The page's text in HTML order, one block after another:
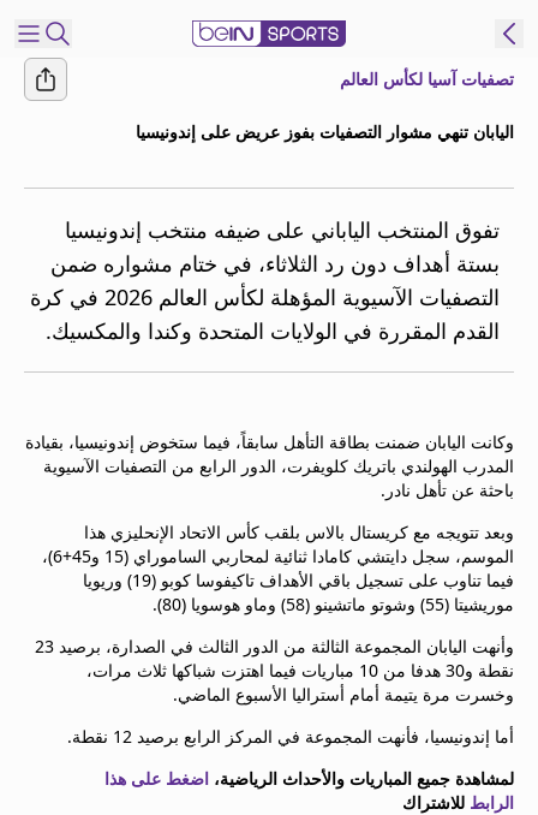
النسخة
MENA
إدارة
التنبيهات
النشرة
الإخبارية
اتصل بنا
beIN CONNECT
beIN MEDIA GROUP
ترددات beIN SPORTS
الأسئلة الأكثر شيوعاً
دليل التلفاز
احصل على beIN
معلومات عن هذا الموقع
تصفيات آسيا لكأس العالم
اليابان تنهي مشوار التصفيات بفوز عريض على إندونيسيا
تفوق المنتخب الياباني على ضيفه منتخب إندونيسيا
بستة أهداف دون رد الثلاثاء، في ختام مشواره ضمن
التصفيات الآسيوية المؤهلة لكأس العالم 2026 في كرة
القدم المقررة في الولايات المتحدة وكندا والمكسيك.
وكانت اليابان ضمنت بطاقة التأهل سابقاً، فيما ستخوض إندونيسيا، بقيادة
المدرب الهولندي باتريك كلويفرت، الدور الرابع من التصفيات الآسيوية
باحثة عن تأهل نادر.
وبعد تتويجه مع كريستال بالاس بلقب كأس الاتحاد الإنحليزي هذا
الموسم، سجل دايتشي كامادا ثنائية لمحاربي الساموراي (15 و45+6)،
فيما تناوب على تسجيل باقي الأهداف تاكيفوسا كوبو (19) وريويا
موريشيتا (55) وشوتو ماتشينو (58) وماو هوسويا (80).
وأنهت اليابان المجموعة الثالثة من الدور الثالث في الصدارة، برصيد 23
نقطة و30 هدفا من 10 مباريات فيما اهتزت شباكها ثلاث مرات،
وخسرت مرة يتيمة أمام أستراليا الأسبوع الماضي.
أما إندونيسيا، فأنهت المجموعة في المركز الرابع برصيد 12 نقطة.
لمشاهدة جميع المباريات والأحداث الرياضية، اضغط على هذا
الرابط للاشتراك